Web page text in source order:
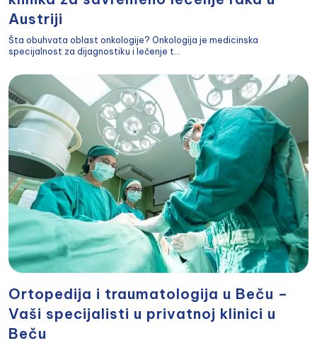
Austriji
Šta obuhvata oblast onkologije? Onkologija je medicinska
specijalnost za dijagnostiku i lečenje t...
Ortopedija i traumatologija u Beču –
Vaši specijalisti u privatnoj klinici u
Beču